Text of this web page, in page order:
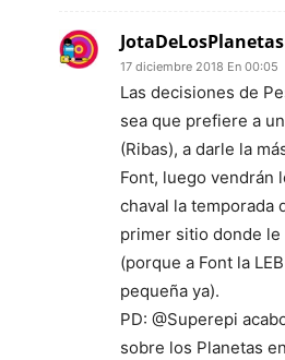
JotaDeLosPlanetas
17 diciembre 2018 En 00:05
Las decisiones de
sea que prefiere a
(Ribas), a darle la
Font, luego vendrán
chaval la temporada
primer sitio donde
(porque a Font la
pequeña ya).
PD: @Superepi
sobre los Planetas